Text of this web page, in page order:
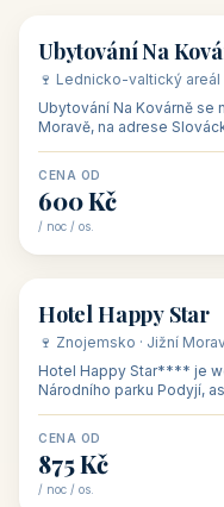
🏡 penzion
Ubytování Na
🍷 Lednicko-valtický
Ubytování Na Kovárně se
Moravě, na adrese
CENA OD
600 Kč
/ noc / os.
🏨 hotel
Hotel Happy Star
🍷 Znojemsko · Jižní
Hotel Happy Star**** je
Národního parku Podyjí,
CENA OD
875 Kč
/ noc / os.